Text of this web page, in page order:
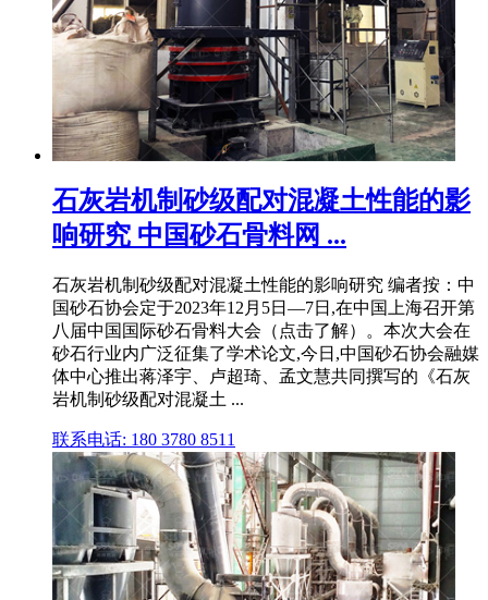
石灰岩机制砂级配对混凝土性能的影
响研究 中国砂石骨料网 ...
石灰岩机制砂级配对混凝土性能的影响研究 编者按：中
国砂石协会定于2023年12月5日—7日,在中国上海召开第
八届中国国际砂石骨料大会（点击了解）。本次大会在
砂石行业内广泛征集了学术论文,今日,中国砂石协会融媒
体中心推出蒋泽宇、卢超琦、孟文慧共同撰写的《石灰
岩机制砂级配对混凝土 ...
联系电话: 180 3780 8511